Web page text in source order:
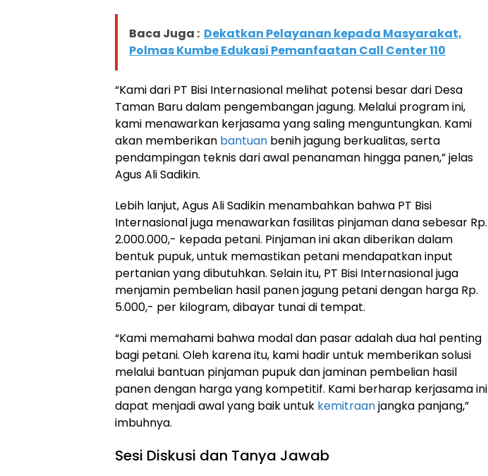
Baca Juga : Dekatkan Pelayanan kepada Masyarakat,
Polmas Kumbe Edukasi Pemanfaatan Call Center 110
“Kami dari PT Bisi Internasional melihat potensi besar dari Desa
Taman Baru dalam pengembangan jagung. Melalui program ini,
kami menawarkan kerjasama yang saling menguntungkan. Kami
akan memberikan bantuan benih jagung berkualitas, serta
pendampingan teknis dari awal penanaman hingga panen,” jelas
Agus Ali Sadikin.
Lebih lanjut, Agus Ali Sadikin menambahkan bahwa PT Bisi
Internasional juga menawarkan fasilitas pinjaman dana sebesar Rp.
2.000.000,- kepada petani. Pinjaman ini akan diberikan dalam
bentuk pupuk, untuk memastikan petani mendapatkan input
pertanian yang dibutuhkan. Selain itu, PT Bisi Internasional juga
menjamin pembelian hasil panen jagung petani dengan harga Rp.
5.000,- per kilogram, dibayar tunai di tempat.
“Kami memahami bahwa modal dan pasar adalah dua hal penting
bagi petani. Oleh karena itu, kami hadir untuk memberikan solusi
melalui bantuan pinjaman pupuk dan jaminan pembelian hasil
panen dengan harga yang kompetitif. Kami berharap kerjasama ini
dapat menjadi awal yang baik untuk kemitraanjangka panjang,”
imbuhnya.
Sesi Diskusi dan Tanya Jawab